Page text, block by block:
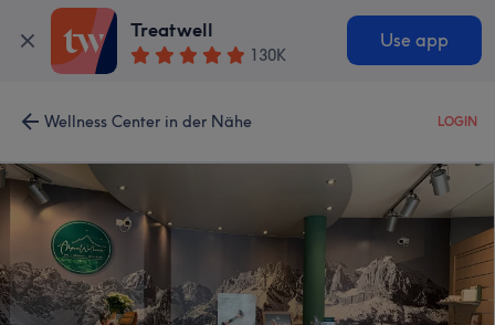
Treatwell
130K
Use app
Wellness Center in der Nähe LOGIN